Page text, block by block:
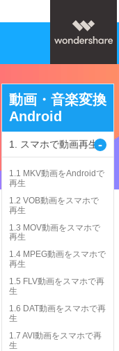
動画・音楽変換
Android
1. スマホで動画再生-
1.1 MKV動画をAndroidで
再生
1.2 VOB動画をスマホで
再生
1.3 MOV動画をスマホで
再生
1.4 MPEG動画をスマホで
再生
1.5 FLV動画をスマホで再
生
1.6 DAT動画をスマホで再
生
1.7 AVI動画をスマホで再
生